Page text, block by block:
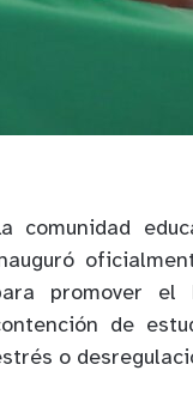
comunidad
promover el
de
o